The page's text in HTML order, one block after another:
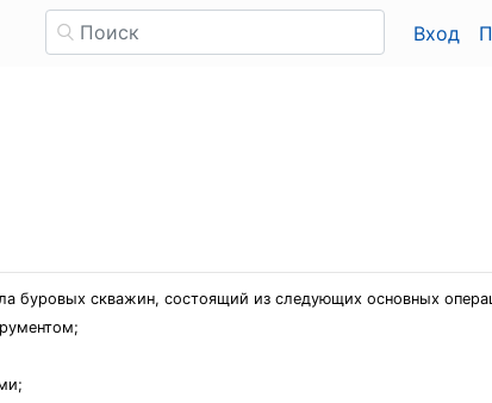
Вход
буровых скважин, состоящий из следующих основных